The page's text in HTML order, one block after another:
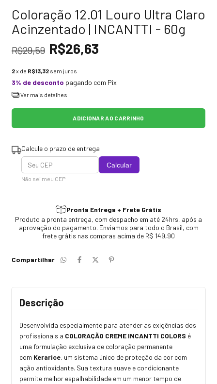
Coloração 12.01 Louro Ultra Claro
Acinzentado | INCANTTI - 60g
R$29,59 R$26,63
2x de R$13,32 sem juros
3% de desconto pagando com Pix
Ver mais detalhes
Calcule o prazo de entrega
Calcular
Não sei meu CEP
Pronta Entrega + Frete Grátis
Produto a pronta entrega, com despacho em até 24hrs, após a
aprovação do pagamento. Enviamos para todo o Brasil, com
frete grátis nas compras acima de R$ 149,90
Compartilhar
Descrição
Desenvolvida especialmente para atender as exigências dos
profissionais a COLORAÇÃO CREME INCANTTI COLORS é
uma formulação exclusiva de coloração permanente
com Kerarice, um sistema único de proteção da cor com
ação antioxidante. Sua textura suave e condicionante
permite melhor espalhabilidade em um menor tempo de